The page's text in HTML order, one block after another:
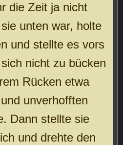
die Zeit ja nicht
unten war, holte
und stellte es vors
nicht zu bücken
Rücken etwa
unverhofften
Dann stellte sie
und drehte den